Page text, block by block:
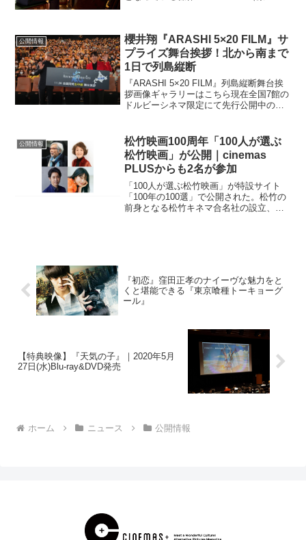
界30カ国以...
公開情報
櫻井翔『ARASHI 5×20 FILM』サ
プライズ舞台挨拶！北から南まで
1日で列島縦断
『ARASHI 5×20 FILM』列島縦断舞台挨
拶画像ギャラリーはこちら現在全国7館の
ドルビーシネマ限定にて先行公開中の、
...
公開情報
松竹映画100周年「100人が選ぶ
松竹映画」が公開｜cinemas
PLUSからも2名が参加
「100人が選ぶ松竹映画」が特設サイト
「100年の100選」で公開された。松竹の
前身となる松竹キネマ合名社の設立、そ
『初恋』窪田正孝のナイーヴな魅力をと
くと堪能できる『東京喰種トーキョーグ
ール』
【特典映像】『天気の子』｜2020年5月
27日(水)Blu-ray&DVD発売
ホーム ニュース 公開情報